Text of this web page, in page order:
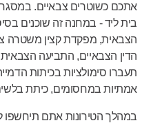
אתכם כשוטרים צבאיים.
בית ליד - במחנה זה שוכנים
הדין הצבאיים, התביעה הצבאית
תעברו סימולציות בכיתות
אמתיות במחסומים, כיתת
במהלך הטירונות אתם תיחשפו